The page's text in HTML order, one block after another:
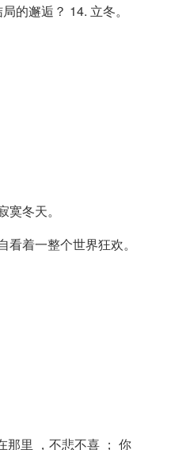
的邂逅？ 14. 立冬。
冬天。
着一整个世界狂欢。
那里 ，不悲不喜 ； 你